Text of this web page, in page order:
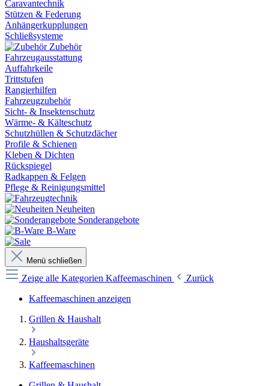
Caravantechnik
Stützen & Federung
Anhängerkupplungen
Schließsysteme
Zubehör
Fahrzeugausstattung
Auffahrkeile
Trittstufen
Rangierhilfen
Fahrzeugzubehör
Sicht- & Insektenschutz
Wärme- & Kälteschutz
Schutzhüllen & Schutzdächer
Profile & Schienen
Kleben & Dichten
Rückspiegel
Radkappen & Felgen
Pflege & Reinigungsmittel
Neuheiten
Sonderangebote
B-Ware
Menü schließen
Zeige alle Kategorien Kaffeemaschinen
Zurück
Kaffeemaschinen anzeigen
Grillen & Haushalt
Haushaltsgeräte
Kaffeemaschinen